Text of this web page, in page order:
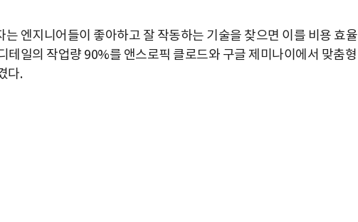
엔지니어들이 좋아하고 잘 작동하는 기술을 찾으면 이를 비용 효율
테일의 작업량 90%를 앤스로픽 클로드와 구글 제미나이에서 맞춤형
다.